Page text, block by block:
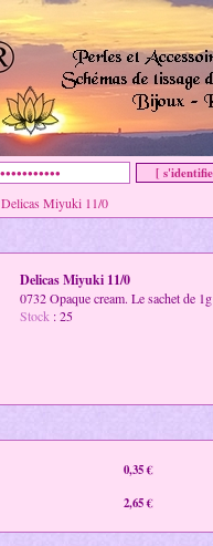
Delicas Miyuki 11/0
Delicas Miyuki 11/0
0732 Opaque cream. Le sachet de 1g
Stock : 25
0,35 €
2,65 €